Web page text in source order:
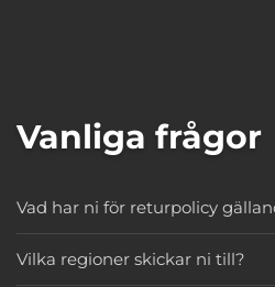
Vanliga frågor
Vad har ni för returpolicy
Vilka regioner skickar ni till?